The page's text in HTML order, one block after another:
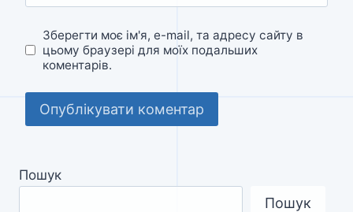
Зберегти моє ім'я, e-mail, та адресу сайту в
цьому браузері для моїх подальших
коментарів.
Пошук
Пошук